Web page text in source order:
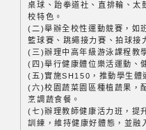
桌球、跆拳道社、直排輪、太
校特色。
(二)舉辦全校性運動競賽，如
籃球賽、跳繩接力賽、拍球接
(三)辦理中高年級游泳課程教
(四)舉行健康體位樂活運動、
(五)實施SH150，推動學生體
(六)校園蔬菜園區種植蔬果，
烹調蔬食餐。
(七)辦理教師健康活力班，提
訓練，維持健康好體態，並融